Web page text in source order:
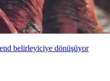
belirleyiciye dönüşüyor